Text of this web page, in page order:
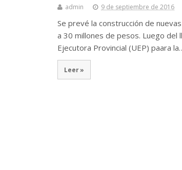
admin 9 de septiembre de 2016
Se prevé la construcción de
a 30 millones de pesos. Luego del
Ejecutora Provincial (UEP) paara
Leer »